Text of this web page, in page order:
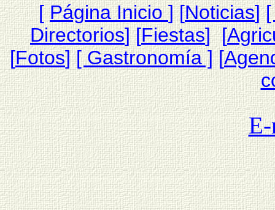
[Página Inicio ][Noticias]
Directorios] [Fiestas] [
[Fotos][ Gastronomía ][